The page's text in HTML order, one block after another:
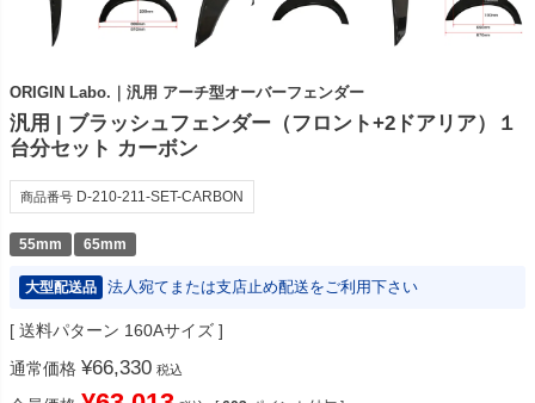
ORIGIN Labo.｜汎用 アーチ型オーバーフェンダー
汎用 | ブラッシュフェンダー（フロント+2ドアリア）１
台分セット カーボン
商品番号 D-210-211-SET-CARBON
55mm 65mm
大型配送品 法人宛てまたは支店止め配送をご利用下さい
送料パターン 160Aサイズ
通常価格 ¥66,330 税込